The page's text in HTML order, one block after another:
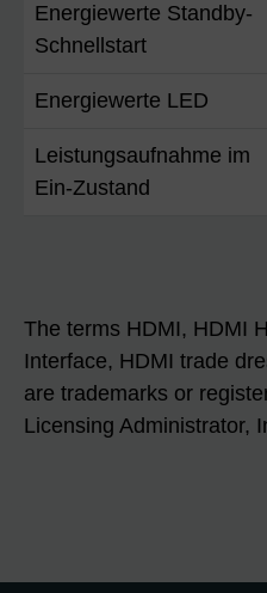
Energiewerte Standby-
Schnellstart
Energiewerte LED
Leistungsaufnahme im
Ein-Zustand
The terms HDMI, HDMI
Interface, HDMI trade
are trademarks or
Licensing Administrator,